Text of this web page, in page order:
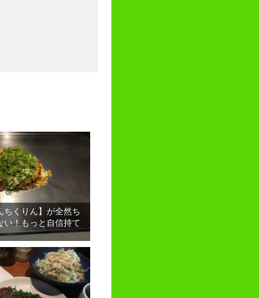
ちくりん】が全然ち
い！もっと自信持て